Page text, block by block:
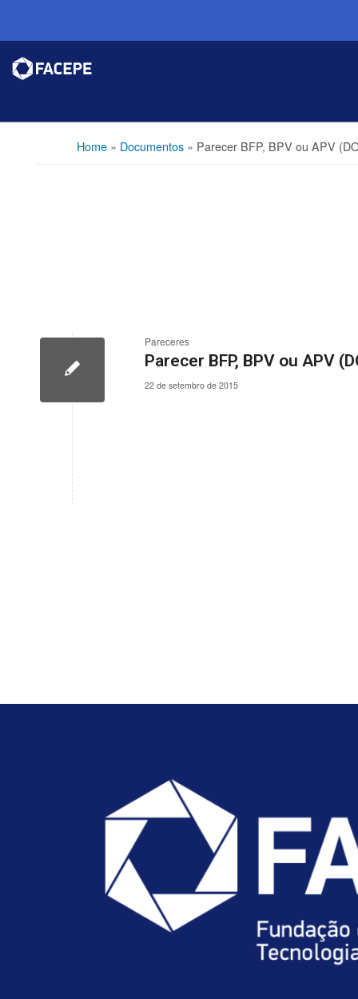
Home» Documentos» Parecer BFP, BPV ou APV
Pareceres
Parecer BFP, BPV ou APV
22 de setembro de 2015